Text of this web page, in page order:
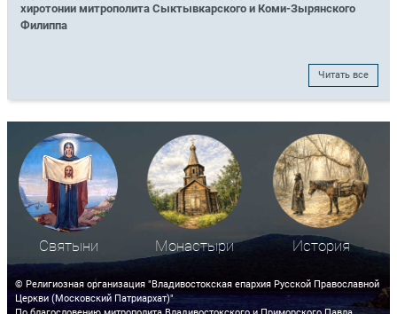
хиротонии митрополита Сыктывкарского и Коми-Зырянского
Филиппа
Читать все
Святыни Монастыри История
© Религиозная организация "Владивостокская епархия Русской Православной
Церкви (Московский Патриархат)"